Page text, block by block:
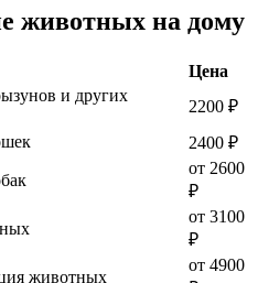
животных на дому
Цена
и других
2200 ₽
2400 ₽
от 2600
₽
от 3100
₽
животных
от 4900